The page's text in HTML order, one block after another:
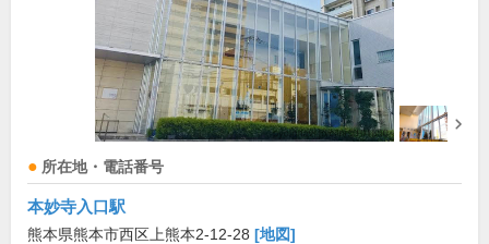
所在地・電話番号
本妙寺入口駅
熊本県熊本市西区上熊本2-12-28 [地図]